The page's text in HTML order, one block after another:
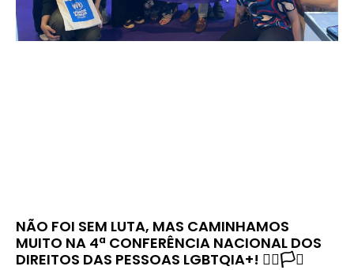
NÃO FOI SEM LUTA, MAS CAMINHAMOS
MUITO NA 4ª CONFERÊNCIA NACIONAL DOS
DIREITOS DAS PESSOAS LGBTQIA+! 🏳️‍🌈🏳️‍⚧️